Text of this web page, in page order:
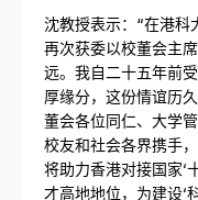
沈教授表示：“在港科
再次获委以校董会主
远。我自二十五年前
厚缘分，这份情谊历
董会各位同仁、大学
校友和社会各界携手
将助力香港对接国家‘
才高地地位，为建设‘